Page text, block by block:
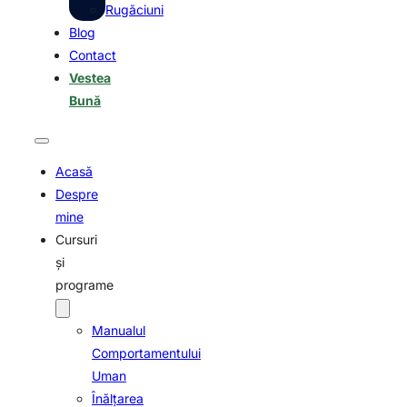
Rugăciuni
Blog
Contact
Vestea
Bună
Acasă
Despre
mine
Cursuri
şi
programe
Manualul
Comportamentului
Uman
Înălţarea